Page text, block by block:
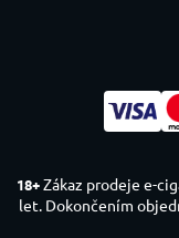
18+Zákaz prodeje e-
let. Dokončením